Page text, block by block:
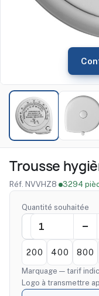
Trousse
Réf. NVVHZ8· 3294
Quantité souhaitée
200 400 800
Marquage — tarif
Logo à transmettre